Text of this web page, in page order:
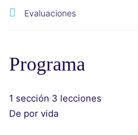
Evaluaciones
Programa
1 sección 3 lecciones
De por vida